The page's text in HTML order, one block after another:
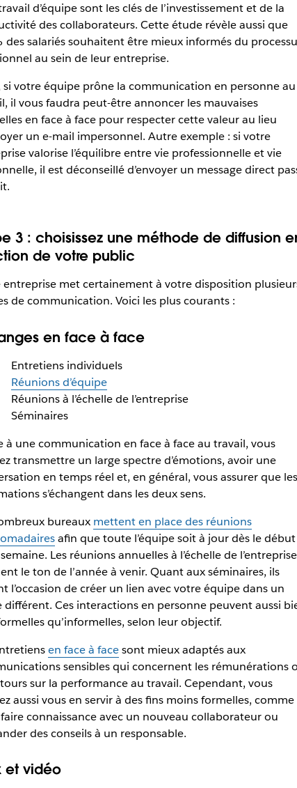
d’équipe sont les clés de l’investissement et de la
des collaborateurs. Cette étude révèle aussi que
salariés souhaitent être mieux informés du
au sein de leur entreprise.
si votre équipe prône la communication en personne au
il vous faudra peut-être annoncer les mauvaises
en face à face pour respecter cette valeur au lieu
un e-mail impersonnel. Autre exemple : si votre
valorise l’équilibre entre vie professionnelle et vie
il est déconseillé d’envoyer un message direct
3 : choisissez une méthode de diffusion
de votre public
entreprise met certainement à votre disposition
de communication. Voici les plus courants :
en face à face
Entretiens individuels
Réunions d’équipe
Réunions à l’échelle de l’entreprise
Séminaires
à une communication en face à face au travail, vous
transmettre un large spectre d’émotions, avoir une
en temps réel et, en général, vous assurer que les
s’échangent dans les deux sens.
bureaux mettent en place des réunions
afin que toute l’équipe soit à jour dès le début
Les réunions annuelles à l’échelle de l’entreprise
le ton de l’année à venir. Quant aux séminaires, ils
l’occasion de créer un lien avec votre équipe dans un
différent. Ces interactions en personne peuvent aussi
qu’informelles, selon leur objectif.
en face à facesont mieux adaptés aux
sensibles qui concernent les rémunérations
sur la performance au travail. Cependant, vous
aussi vous en servir à des fins moins formelles, comme
connaissance avec un nouveau collaborateur ou
des conseils à un responsable.
et vidéo